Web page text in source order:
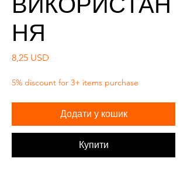
НЯ
8,25 USD
5% discount for 3+ items purchase
Додати у кошик
Купити